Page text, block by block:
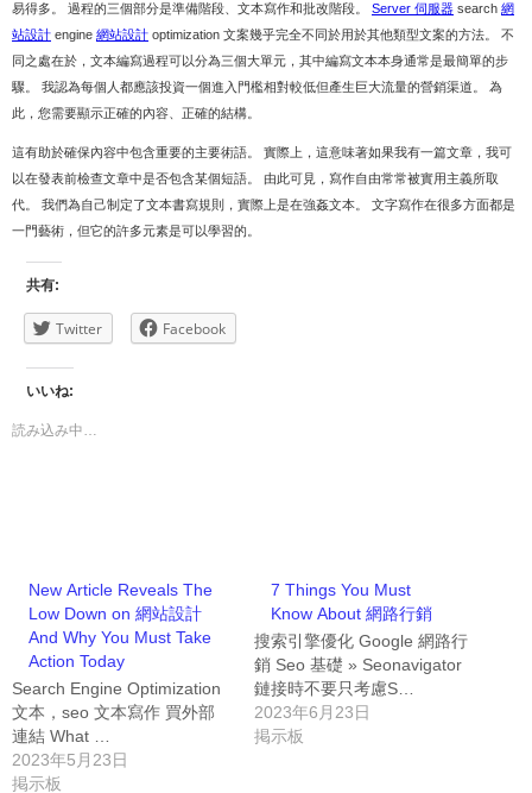
易得多。 過程的三個部分是準備階段、文本寫作和批改階段。 Server 伺服器 search 網
站設計 engine 網站設計 optimization 文案幾乎完全不同於用於其他類型文案的方法。 不
同之處在於，文本編寫過程可以分為三個大單元，其中編寫文本本身通常是最簡單的步
驟。 我認為每個人都應該投資一個進入門檻相對較低但產生巨大流量的營銷渠道。 為
此，您需要顯示正確的內容、正確的結構。
這有助於確保內容中包含重要的主要術語。 實際上，這意味著如果我有一篇文章，我可
以在發表前檢查文章中是否包含某個短語。 由此可見，寫作自由常常被實用主義所取
代。 我們為自己制定了文本書寫規則，實際上是在強姦文本。 文字寫作在很多方面都是
一門藝術，但它的許多元素是可以學習的。
共有:
Twitter Facebook
いいね:
読み込み中…
New Article Reveals The
Low Down on 網站設計
And Why You Must Take
Action Today
Search Engine Optimization
文本，seo 文本寫作 買外部
連結 What …
2023年5月23日
掲示板
7 Things You Must
Know About 網路行銷
搜索引擎優化 Google 網路行
銷 Seo 基礎 » Seonavigator
鏈接時不要只考慮S…
2023年6月23日
掲示板